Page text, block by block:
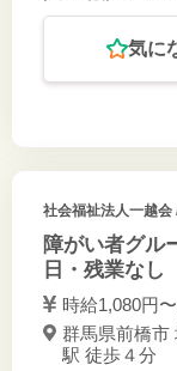
気に
社会福祉法人一越会
障がい者グル
日・残業なし
時給1,080円
群馬県前橋市
駅 徒歩４分